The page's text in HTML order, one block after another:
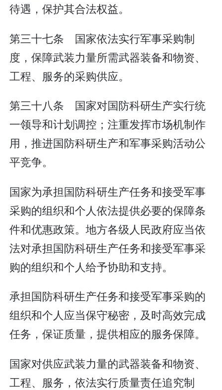
待遇，保护其合法权益。
第三十七条 国家依法实行军事采购制
度，保障武装力量所需武器装备和物资、
工程、服务的采购供应。
第三十八条 国家对国防科研生产实行统
一领导和计划调控；注重发挥市场机制作
用，推进国防科研生产和军事采购活动公
平竞争。
国家为承担国防科研生产任务和接受军事
采购的组织和个人依法提供必要的保障条
件和优惠政策。地方各级人民政府应当依
法对承担国防科研生产任务和接受军事采
购的组织和个人给予协助和支持。
承担国防科研生产任务和接受军事采购的
组织和个人应当保守秘密，及时高效完成
任务，保证质量，提供相应的服务保障。
国家对供应武装力量的武器装备和物资、
工程、服务，依法实行质量责任追究制